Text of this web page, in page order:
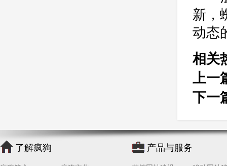
新，
动态
相关
上一
下一
了解疯狗 产品与服务